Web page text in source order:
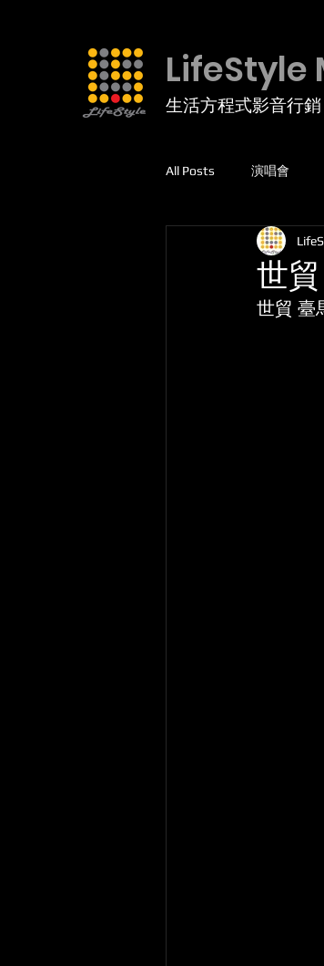
LifeStyle
生活方程式影音行銷
All Posts 演唱會
高爾
5G專
世
世貿 臺